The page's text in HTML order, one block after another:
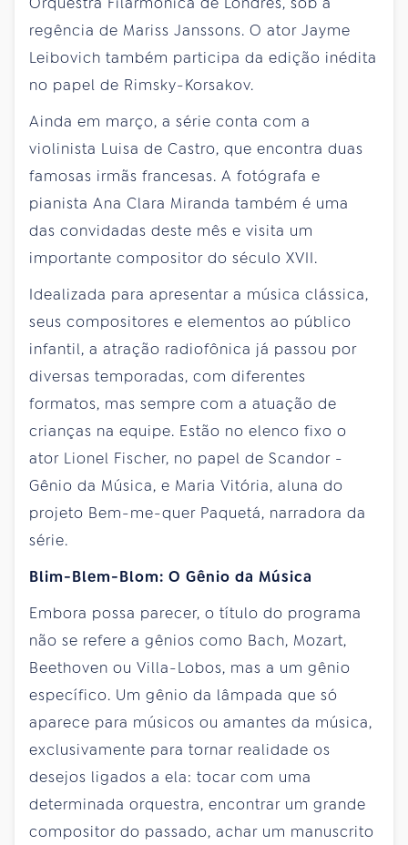
regência de Mariss Janssons. O ator Jayme
Leibovich também participa da edição inédita
no papel de Rimsky-Korsakov.
Ainda em março, a série conta com a
violinista Luisa de Castro, que encontra duas
famosas irmãs francesas. A fotógrafa e
pianista Ana Clara Miranda também é uma
das convidadas deste mês e visita um
importante compositor do século XVII.
Idealizada para apresentar a música clássica,
seus compositores e elementos ao público
infantil, a atração radiofônica já passou por
diversas temporadas, com diferentes
formatos, mas sempre com a atuação de
crianças na equipe. Estão no elenco fixo o
ator Lionel Fischer, no papel de Scandor -
Gênio da Música, e Maria Vitória, aluna do
projeto Bem-me-quer Paquetá, narradora da
série.
Blim-Blem-Blom: O Gênio da Música
Embora possa parecer, o título do programa
não se refere a gênios como Bach, Mozart,
Beethoven ou Villa-Lobos, mas a um gênio
específico. Um gênio da lâmpada que só
aparece para músicos ou amantes da música,
exclusivamente para tornar realidade os
desejos ligados a ela: tocar com uma
determinada orquestra, encontrar um grande
compositor do passado, achar um manuscrito